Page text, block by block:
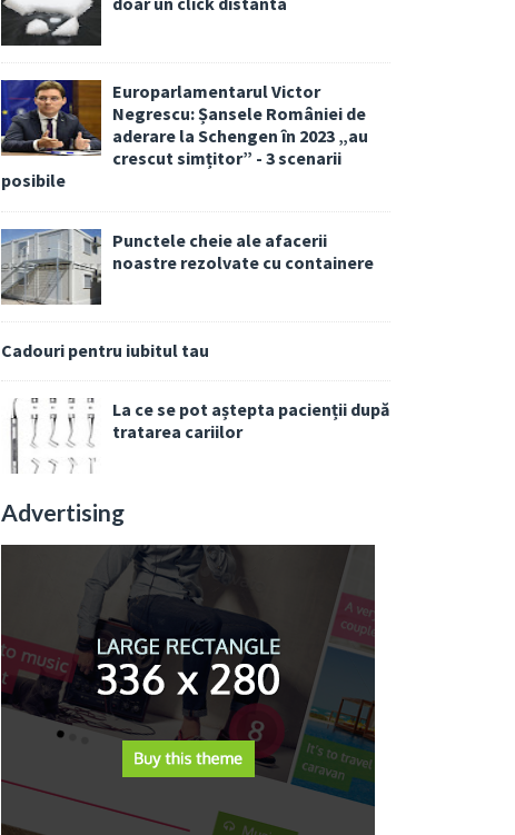
Europarlamentarul Victor
Negrescu: Șansele României de
aderare la Schengen în 2023 „au
crescut simțitor” - 3 scenarii
posibile
Punctele cheie ale afacerii
noastre rezolvate cu containere
Cadouri pentru iubitul tau
La ce se pot aștepta pacienții după
tratarea cariilor
Advertising